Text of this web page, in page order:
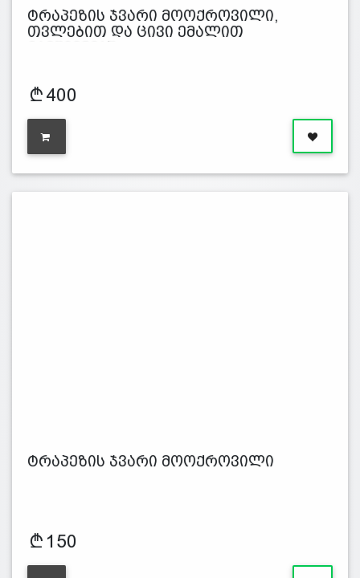
ტრაპეზის ჯვარი მოოქროვილი,
თვლებით და ცივი ემალით
გამშვენებუ…
400
ტრაპეზის ჯვარი მოოქროვილი
150